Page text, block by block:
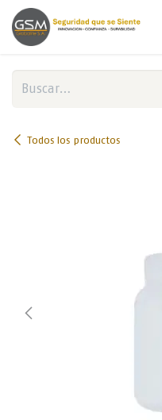
Ir al contenido
Todos los productos